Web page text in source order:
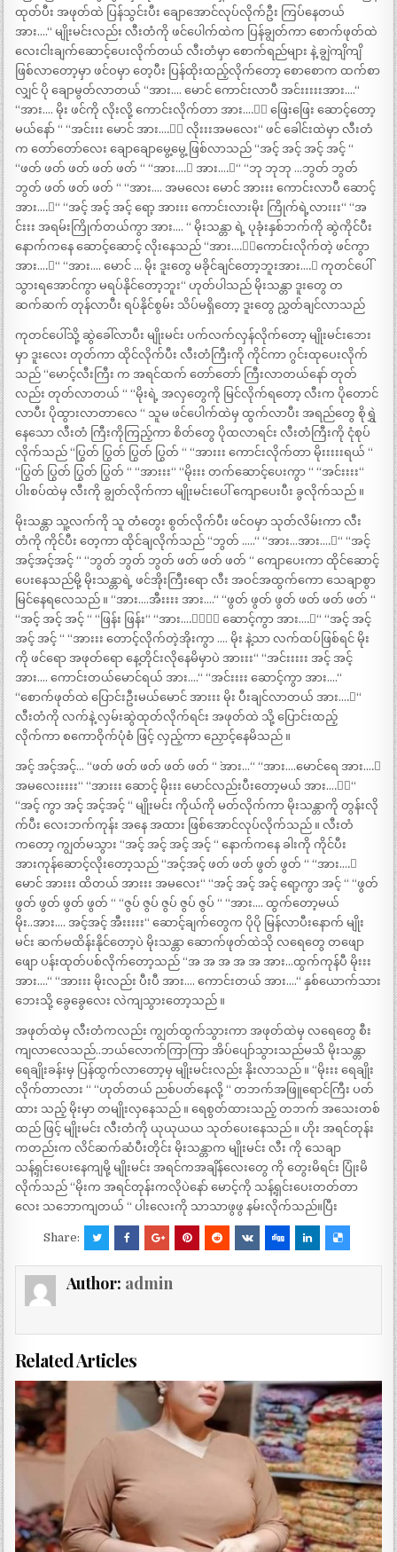
ထုတ်ပီး အဖုတ်ထဲ ပြန်သွင်းပီး ချောအောင်လုပ်လိုက်ဦး ကြပ်နေတယ်
အား….“ မျိုးမင်းလည်း လီးတံကို ဖင်ပေါက်ထဲက ပြန်ချွတ်ကာ စောက်ဖုတ်ထဲ
လေးငါးချက်ဆောင့်ပေးလိုက်တယ် လီးတံမှာ စောက်ရည်များ နဲ့ ချွဲကျိကျိ
ဖြစ်လာတော့မှာ ဖင်ဝမှာ တေ့ပီး ပြန်ထိုးထည့်လိုက်တော့ စောစောက ထက်စာ
လျှင် ပို ချောမွတ်လာတယ် “အား…. မောင် ကောင်းလာပီ အင်းးးးးအား….“
“အား…. မိုး ဖင်ကို လိုးလို့ ကောင်းလိုက်တာ အား….းး ဖြေးဖြေး ဆောင့်တော့
မယ်နော် “ “အင်းးး မောင် အား….းး လိုးးးအမလေး“ ဖင် ခေါင်းထဲမှာ လီးတံ
က တော်တော်လေး ချောချောမွေ့မွေ့ ဖြစ်လာသည် “အင့် အင့် အင့် အင့် “
“ဖတ် ဖတ် ဖတ် ဖတ် ဖတ် “ “အား….း အား….း“ “ဘု ဘုဘု …ဘွတ် ဘွတ်
ဘွတ် ဖတ် ဖတ် ဖတ် “ “အား…. အမလေး မောင် အားးး ကောင်းလာပီ ဆောင့်
အား….း“ “အင့် အင့် အင့် ရော့ အားးး ကောင်းလားမိုး ကြိုက်ရဲ့လားးး“ “အ
င်းးး အရမ်းကြိုက်တယ်ကွာ အား…. “ မိုးသန္တာ ရဲ့ ပုခုံးနှစ်ဘက်ကို ဆွဲကိုင်ပီး
နောက်ကနေ ဆောင့်ဆောင့် လိုးနေသည် “အား….းးကောင်းလိုက်တဲ့ ဖင်ကွာ
အား….း“ “အား…. မောင် … မိုး ဒူးတွေ မခိုင်ချင်တော့ဘူးအား….း ကုတင်ပေါ်
သွားရအောင်ကွာ မရပ်နိုင်တော့ဘူး“ ဟုတ်ပါသည် မိုးသန္တာ ဒူးတွေ တ
ဆက်ဆက် တုန်လာပီး ရပ်နိုင်စွမ်း သိပ်မရှိတော့ ဒူးတွေ ညွှတ်ချင်လာသည်
ကုတင်ပေါ်သို့ ဆွဲခေါ်လာပီး မျိုးမင်း ပက်လက်လှန်လိုက်တော့ မျိုးမင်းဘေး
မှာ ဒူးလေး တုတ်ကာ ထိုင်လိုက်ပီး လီးတံကြီးကို ကိုင်ကာ ဂွင်းထုပေးလိုက်
သည် “မောင့်လီးကြီး က အရင်ထက် တော်တော် ကြီးလာတယ်နော် တုတ်
လည်း တုတ်လာတယ် “ “မိုးရဲ့ အလှတွေကို မြင်လိုက်ရတော့ လီးက ပိုတောင်
လာပီး ပိုထွားလာတာလေ “ သူမ ဖင်ပေါက်ထဲမှ ထွက်လာပီး အရည်တွေ စိုရွှဲ
နေသော လီးတံ ကြီးကိုကြည့်ကာ စိတ်တွေ ပိုထလာရင်း လီးတံကြီးကို ငုံစုပ်
လိုက်သည် “ပြွတ် ပြွတ် ပြွတ် ပြွတ် “ “အားးး ကောင်းလိုက်တာ မိုးးးးးရယ် “
“ပြွတ် ပြွတ် ပြွတ် ပြွတ် “ “အားးး“ “မိုးးး တက်ဆောင့်ပေးကွာ “ “အင်းးးး“
ပါးစပ်ထဲမှ လီးကို ချွတ်လိုက်ကာ မျိုးမင်းပေါ် ကျောပေးပီး ခွလိုက်သည် ။
မိုးသန္တာ သူ့လက်ကို သူ တံတွေး စွတ်လိုက်ပီး ဖင်ဝမှာ သုတ်လိမ်းကာ လီး
တံကို ကိုင်ပီး တေ့ကာ ထိုင်ချလိုက်သည် “ဘွတ် …..“ “အား…အား….း“ “အင့်
အင့်အင့်အင့် “ “ဘွတ် ဘွတ် ဘွတ် ဖတ် ဖတ် ဖတ် “ ကျောပေးကာ ထိုင်ဆောင့်
ပေးနေသည်မို့ မိုးသန္တာရဲ့ ဖင်အိုးကြီးရော လီး အဝင်အထွက်ကော သေချာစွာ
မြင်နေရလေသည် ။ “အား….အီးးးး အား….“ “ဖွတ် ဖွတ် ဖွတ် ဖတ် ဖတ် ဖတ် “
“အင့် အင့် အင့် “ “ဖြန်း ဖြန်း“ “အား….းးးး ဆောင့်ကွာ အား….း“ “အင့် အင့်
အင့် အင့် “ “အားးး တောင့်လိုက်တဲ့အိုးကွာ …. မိုး နဲ့သာ လက်ထပ်ဖြစ်ရင် မိုး
ကို ဖင်ရော အဖုတ်ရော နေ့တိုင်းလိုနေမိမှာပဲ အားးး“ “အင်းးးးး အင့် အင့်
အား…. ကောင်းတယ်မောင်ရယ် အား….“ “အင်းးးး ဆောင့်ကွာ အား….“
“စောက်ဖုတ်ထဲ ပြောင်းဦးမယ်မောင် အားးး မိုး ပီးချင်လာတယ် အား….း“
လီးတံကို လက်နဲ့ လှမ်းဆွဲထုတ်လိုက်ရင်း အဖုတ်ထဲ သို့ ပြောင်းထည့်
လိုက်ကာ စကောဝိုက်ပုံစံ ဖြင့် လှည့်ကာ ညှောင့်နေမိသည် ။
အင့် အင့်အင့်… “ဖတ် ဖတ် ဖတ် ဖတ် ဖတ် “ `အား…“ “အား….မောင်ရေ အား….း
အမလေးးးးး“ “အားးး ဆောင့် မိုးးး မောင်လည်းပီးတော့မယ် အား….းး“
“အင့် ကွာ အင့် အင့်အင့် “ မျိုးမင်း ကိုယ်ကို မတ်လိုက်ကာ မိုးသန္တာကို တွန်းလို
က်ပီး လေးဘက်ကုန်း အနေ အထား ဖြစ်အောင်လုပ်လိုက်သည် ။ လီးတံ
ကတော့ ကျွတ်မသွား “အင့် အင့် အင့် အင့် “ နောက်ကနေ ခါးကို ကိုင်ပီး
အားကုန်ဆောင့်လိုးတော့သည် “အင့်အင့် ဖတ် ဖတ် ဖွတ် ဖွတ် “ “အား….း
မောင် အားးး ထိတယ် အားးး အမလေး“ “အင့် အင့် အင့် ရော့ကွာ အင့် “ “ဖွတ်
ဖွတ် ဖွတ် ဖွတ် ဖွတ် “ “ဇွပ် ဇွပ် ဇွပ် ဇွပ် ဇွပ် “ “အား…. ထွက်တော့မယ်
မိုး..အား…. အင့်အင့် အီးးးးး“ ဆောင့်ချက်တွေက ပိုပို မြန်လာပီးနောက် မျိုး
မင်း ဆက်မထိန်းနိုင်တော့ပဲ မိုးသန္တာ ဆောက်ဖုတ်ထဲသို လရေတွေ တဖျော
ဖျော ပန်းထုတ်ပစ်လိုက်တော့သည် “အ အ အ အ အ အား…ထွက်ကုန်ပီ မိုးးး
အား….“ “အားးး မိုးလည်း ပီးပီ အား…. ကောင်းတယ် အား….“ နှစ်ယောက်သား
ဘေးသို့ ခွေခွေလေး လဲကျသွားတော့သည် ။
အဖုတ်ထဲမှ လီးတံကလည်း ကျွတ်ထွက်သွားကာ အဖုတ်ထဲမှ လရေတွေ စီး
ကျလာလေသည်..ဘယ်လောက်ကြာကြာ အိပ်ပျော်သွားသည်မသိ မိုးသန္တာ
ရေချိုးခန်းမှ ပြန်ထွက်လာတော့မှ မျိုးမင်းလည်း နိုးလာသည် ။ “မိုးးး ရေချိုး
လိုက်တာလား “ “ဟုတ်တယ် ညစ်ပတ်နေလို့ “ တဘက်အဖြူရောင်ကြီး ပတ်
ထား သည့် မိုးမှာ တမျိုးလှနေသည် ။ ရေစွတ်ထားသည့် တဘက် အသေးတစ်
ထည် ဖြင့် မျိုးမင်း လီးတံကို ယုယုယယ သုတ်ပေးနေသည် ။ ဟိုး အရင်တုန်း
ကတည်းက လိင်ဆက်ဆံပီးတိုင်း မိုးသန္တာက မျိုးမင်း လီး ကို သေချာ
သန့်ရှင်းပေးနေကျမို့ မျိုးမင်း အရင်ကအချိန်လေးတွေ ကို တွေးမိရင်း ပြုံးမိ
လိုက်သည် “မိုးက အရင်တုန်းကလိုပဲနော် မောင့်ကို သန့်ရှင်းပေးတတ်တာ
လေး သဘောကျတယ် “ ပါးလေးကို သာသာဖွဖွ နမ်းလိုက်သည်။ပြီး
Share:
Author: admin
Related Articles